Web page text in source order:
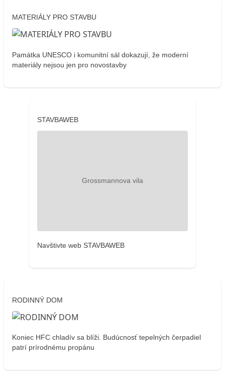
MATERIÁLY PRO STAVBU
Památka UNESCO i komunitní sál dokazují, že moderní
materiály nejsou jen pro novostavby
STAVBAWEB
Navštivte web STAVBAWEB
RODINNÝ DOM
Koniec HFC chladív sa blíži. Budúcnosť tepelných čerpadiel
patrí prírodnému propánu